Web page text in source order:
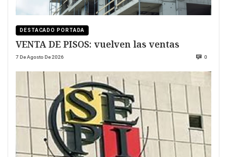
DESTACADO PORTADA
VENTA DE PISOS: vuelven las ventas
7 De Agosto De 2026 0